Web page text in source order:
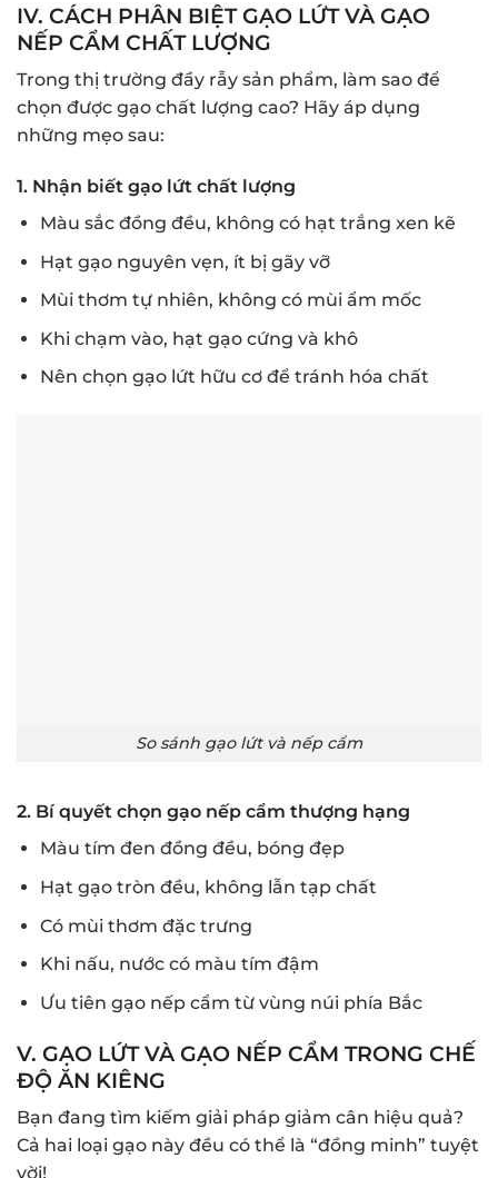
IV. CÁCH PHÂN BIỆT GẠO LỨT VÀ GẠO
NẾP CẨM CHẤT LƯỢNG
Trong thị trường đầy rẫy sản phẩm, làm sao để
chọn được gạo chất lượng cao? Hãy áp dụng
những mẹo sau:
1. Nhận biết gạo lứt chất lượng
Màu sắc đồng đều, không có hạt trắng xen kẽ
Hạt gạo nguyên vẹn, ít bị gãy vỡ
Mùi thơm tự nhiên, không có mùi ẩm mốc
Khi chạm vào, hạt gạo cứng và khô
Nên chọn gạo lứt hữu cơ để tránh hóa chất
So sánh gạo lứt và nếp cẩm
2. Bí quyết chọn gạo nếp cẩm thượng hạng
Màu tím đen đồng đều, bóng đẹp
Hạt gạo tròn đều, không lẫn tạp chất
Có mùi thơm đặc trưng
Khi nấu, nước có màu tím đậm
Ưu tiên gạo nếp cẩm từ vùng núi phía Bắc
V. GẠO LỨT VÀ GẠO NẾP CẨM TRONG CHẾ
ĐỘ ĂN KIÊNG
Bạn đang tìm kiếm giải pháp giảm cân hiệu quả?
Cả hai loại gạo này đều có thể là “đồng minh” tuyệt
vời!